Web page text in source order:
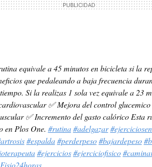
equivale a 45 minutos en bicicleta si la
que pedaleando a baja frecuencia
Si la realizas 1 sola vez equivale a 23
✅ Mejora del control
✅ Incremento del gasto calórico Esta
en Plos One. #rutina #adelgazar
#espalda #perderpeso #bajardepeso
#ejercicios #ejerciciofisico